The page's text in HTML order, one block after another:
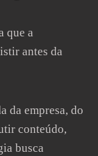
que a
antes da
da empresa, do
conteúdo,
busca